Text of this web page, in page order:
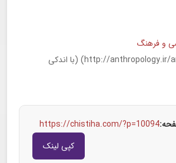
و فرهنگ
(http://anthropology.ir/article/30538.html) (با اندکی
https://chistiha.com/?p=10094
کپی لینک